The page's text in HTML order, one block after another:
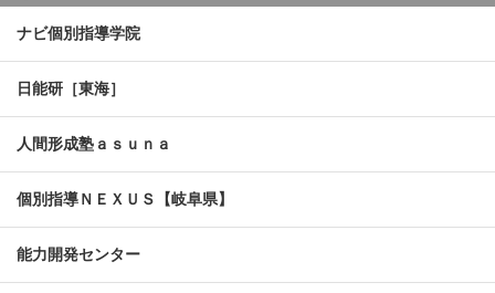
ナビ個別指導学院
日能研［東海］
人間形成塾ａｓｕｎａ
個別指導ＮＥＸＵＳ【岐阜県】
能力開発センター